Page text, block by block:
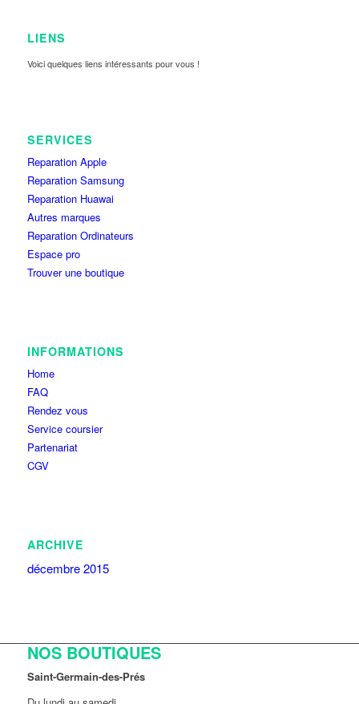
LIENS
Voici quelques liens intéressants pour vous !
SERVICES
Reparation Apple
Reparation Samsung
Reparation Huawai
Autres marques
Reparation Ordinateurs
Espace pro
Trouver une boutique
INFORMATIONS
Home
FAQ
Rendez vous
Service coursier
Partenariat
CGV
ARCHIVE
décembre 2015
NOS BOUTIQUES
Saint-Germain-des-Prés